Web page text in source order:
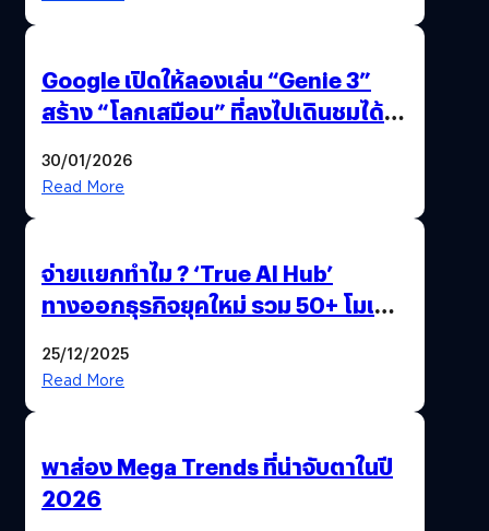
Google เปิดให้ลองเล่น “Genie 3”
สร้าง “โลกเสมือน” ที่ลงไปเดินชมได้
30/01/2026
Read More
จ่ายแยกทำไม ? ‘True AI Hub’
ทางออกธุรกิจยุคใหม่ รวม 50+ โมเดล
25/12/2025
Read More
พาส่อง Mega Trends ที่น่าจับตาในปี
2026